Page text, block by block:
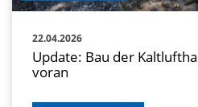
22.04.2026
Update: Bau der
voran